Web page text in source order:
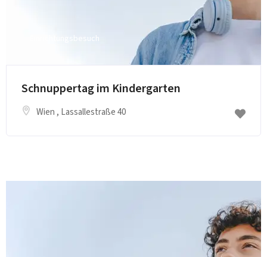
Einrichtungsbesuch
Schnuppertag im Kindergarten
Wien , Lassallestraße 40